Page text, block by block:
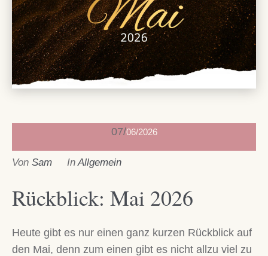
07 06/2026
Von Sam InAllgemein
Rückblick: Mai 2026
Heute gibt es nur einen ganz kurzen Rückblick auf
den Mai, denn zum einen gibt es nicht allzu viel zu